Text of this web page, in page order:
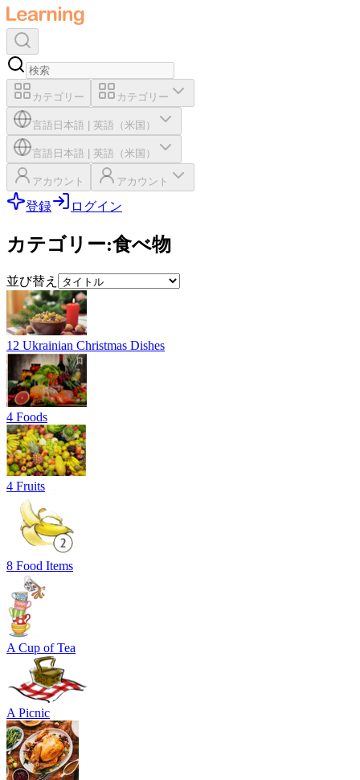
カテゴリー カテゴリー
言語 日本語 英語（米国）
言語 日本語 英語（米国）
アカウント アカウント
登録 ログイン
カテゴリー:食べ物
並び替え
12 Ukrainian Christmas Dishes
4 Foods
4 Fruits
8 Food Items
A Cup of Tea
A Picnic